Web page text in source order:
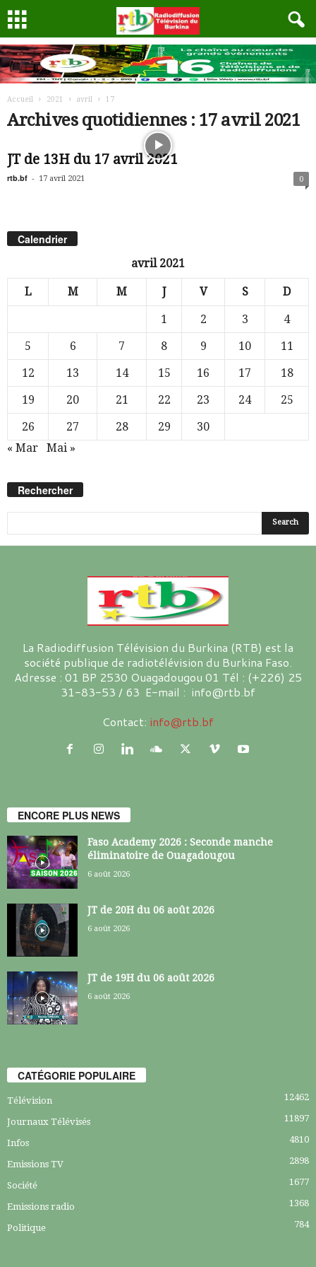
Accueil 2021 avril 17
Archives quotidiennes : 17 avril 2021
JT de 13H du 17 avril 2021
rtb.bf - 17 avril 2021 0
Calendrier
avril 2021
L M M J V S D
1 2 3
4
5
6 7 8 9 10
11
12
13 14 15 16 17
18
19
20 21 22 23 24
25
26
27 28 29
30
« Mar
Mai »
Rechercher
La Radiodiffusion Télévision du Burkina (RTB) est la
société publique de radiotélévision du Burkina Faso.
Adresse : 01 BP 2530 Ouagadougou 01 Tél : (+226) 25
31-83-53 / 63 E-mail : info@rtb.bf
Contact: info@rtb.bf
ENCORE PLUS NEWS
Faso Academy 2026 : Seconde manche
éliminatoire de Ouagadougou
6 août 2026
JT de 20H du 06 août 2026
6 août 2026
JT de 19H du 06 août 2026
6 août 2026
CATÉGORIE POPULAIRE
Télévision 12462
Journaux Télévisés 11897
Infos 4810
Emissions TV 2898
Société 1677
Emissions radio 1368
Politique 784